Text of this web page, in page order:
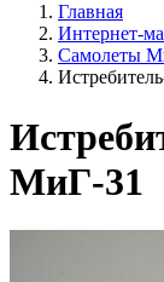
Главная
Интернет-
Самолеты
МиГ-31